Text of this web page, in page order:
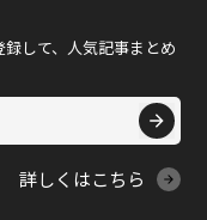
して、人気記事まとめ
詳しくはこちら